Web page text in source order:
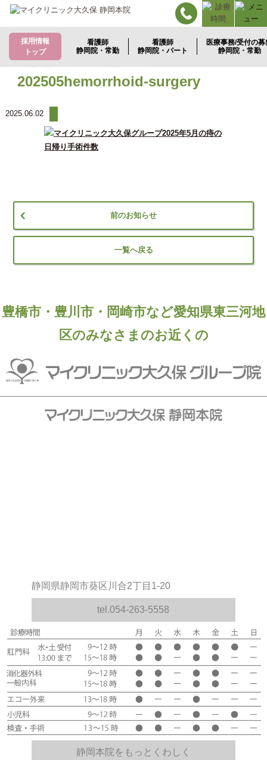
採用情報
トップ
看護師
静岡院・常勤
看護師
静岡院・パート
医療事務/受付の募
静岡院・常勤
202505hemorrhoid-surgery
2025.06.02
前のお知らせ
一覧へ戻る
豊橋市・豊川市・岡崎市など愛知県東三河地
区のみなさまのお近くの
静岡県静岡市葵区川合2丁目1-20
tel.054-263-5558
静岡本院をもっとくわしく